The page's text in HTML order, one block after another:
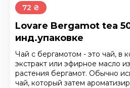
72 ₴
Lovare Bergamot tea
инд.упаковке
Чай с бергамотом - это чай, в
экстракт или эфирное масло
растения бергамот. Обычно
чай, который затем